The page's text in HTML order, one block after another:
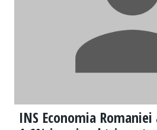
INS Economia